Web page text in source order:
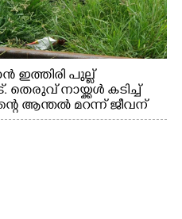
ഇത്തിരി പുല്ല്
നായ്ക്കൾ കടിച്ച്
ആന്തൽ മറന്ന് ജീവന്
വാത്തുരുത്തിയിൽ